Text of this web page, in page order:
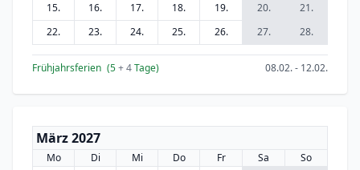
15.
16. 17. 18. 19. 20.
21.
22.
23. 24. 25. 26. 27. 28.
Frühjahrsferien (5+ 4Tage) 08.02. - 12.02.
März 2027
Mo Di Mi Do Fr Sa
So